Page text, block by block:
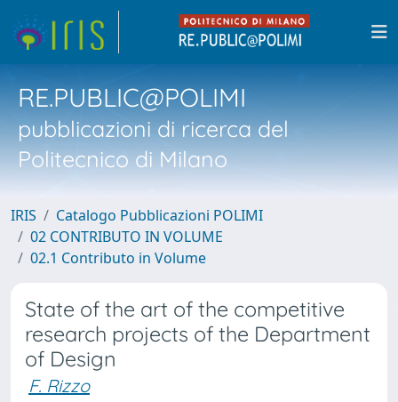
RE.PUBLIC@POLIMI
pubblicazioni di ricerca del
Politecnico di Milano
IRIS
Catalogo Pubblicazioni POLIMI
02 CONTRIBUTO IN VOLUME
02.1 Contributo in Volume
State of the art of the competitive
research projects of the Department
of Design
F. Rizzo